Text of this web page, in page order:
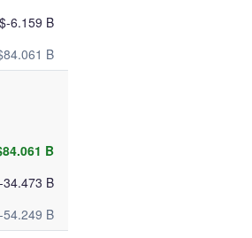
6.159 B
B
B
34.473 B
54.249 B